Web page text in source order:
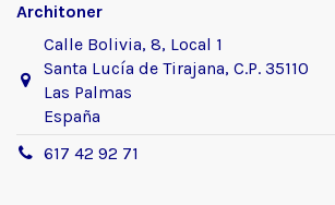
Architoner
Calle Bolivia, 8, Local 1
Santa Lucía de Tirajana, C.P. 35110
Las Palmas
España
617 42 92 71